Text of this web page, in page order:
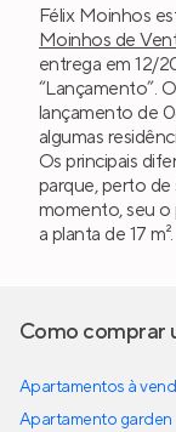
Félix Moinhos
Moinhos de
entrega em 12/
“Lançamento”.
lançamento de
algumas
Os principais
parque, perto
momento, seu o
a planta de 17 m².
Como comprar
Apartamentos à
Apartamento garden